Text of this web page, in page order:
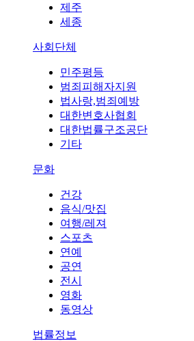
제주
세종
사회단체
민주평등
범죄피해자지원
법사랑,범죄예방
대한변호사협회
대한법률구조공단
기타
문화
건강
음식/맛집
여행/레져
스포츠
연예
공연
전시
영화
동영상
법률정보